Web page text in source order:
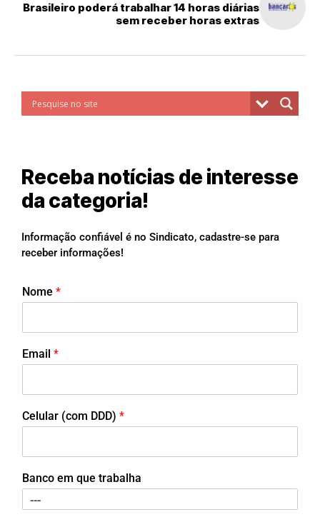
Brasileiro poderá trabalhar 14 horas diárias
sem receber horas extras
Receba notícias de interesse
da categoria!
Informação confiável é no Sindicato, cadastre-se para
receber informações!
Nome *
Email *
Celular (com DDD) *
Banco em que trabalha